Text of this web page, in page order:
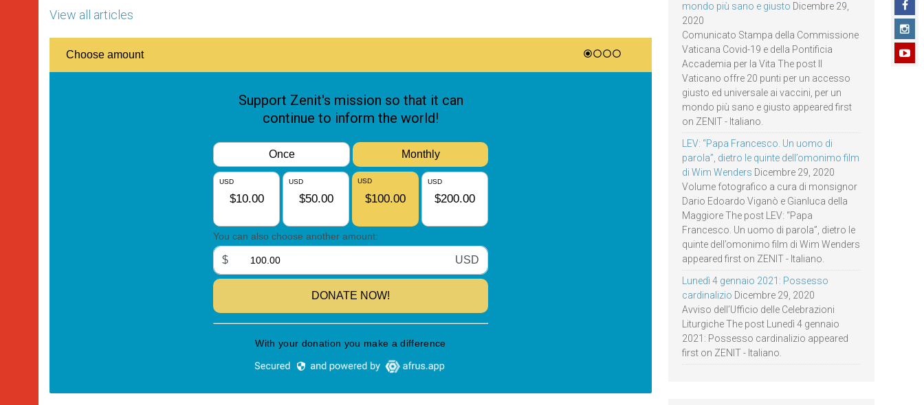
View all articles
mondo più sano e giusto Dicembre 29,
2020
Comunicato Stampa della Commissione
Vaticana Covid-19 e della Pontificia
Accademia per la Vita The post Il
Vaticano offre 20 punti per un accesso
giusto ed universale ai vaccini, per un
mondo più sano e giusto appeared first
on ZENIT - Italiano.
LEV: “Papa Francesco. Un uomo di
parola”, dietro le quinte dell’omonimo film
di Wim Wenders Dicembre 29, 2020
Volume fotografico a cura di monsignor
Dario Edoardo Viganò e Gianluca della
Maggiore The post LEV: “Papa
Francesco. Un uomo di parola”, dietro le
quinte dell’omonimo film di Wim Wenders
appeared first on ZENIT - Italiano.
Lunedì 4 gennaio 2021: Possesso
cardinalizio Dicembre 29, 2020
Avviso dell’Ufficio delle Celebrazioni
Liturgiche The post Lunedì 4 gennaio
2021: Possesso cardinalizio appeared
first on ZENIT - Italiano.